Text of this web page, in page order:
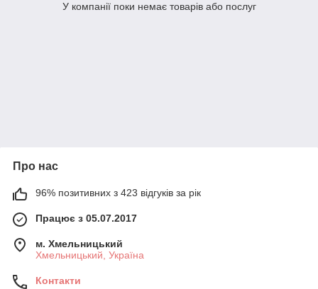
У компанії поки немає товарів або послуг
Про нас
96% позитивних з 423 відгуків за рік
Працює з 05.07.2017
м. Хмельницький
Хмельницький, Україна
Контакти